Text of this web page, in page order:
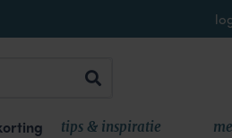
tips & inspiratie